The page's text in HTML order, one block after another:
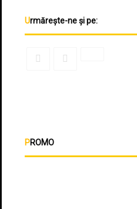
Urmărește-ne și pe:
PROMO